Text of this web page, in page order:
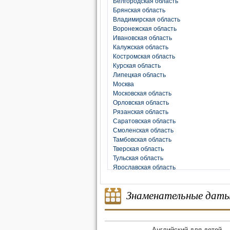
Брянская область
Владимирская область
Воронежская область
Ивановская область
Калужская область
Костромская область
Курская область
Липецкая область
Москва
Московская область
Орловская область
Рязанская область
Саратовская область
Смоленская область
Тамбовская область
Тверская область
Тульская область
Ярославская область
Знаменательные